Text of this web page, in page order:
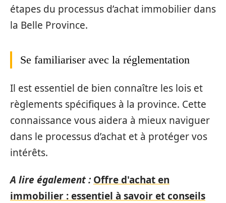
étapes du processus d’achat immobilier dans
la Belle Province.
Se familiariser avec la réglementation
Il est essentiel de bien connaître les lois et
règlements spécifiques à la province. Cette
connaissance vous aidera à mieux naviguer
dans le processus d’achat et à protéger vos
intérêts.
A lire également : Offre d'achat en
immobilier : essentiel à savoir et conseils